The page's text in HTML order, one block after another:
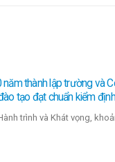
năm thành lập trường và
tạo đạt chuẩn kiểm
trình và Khát vọng,